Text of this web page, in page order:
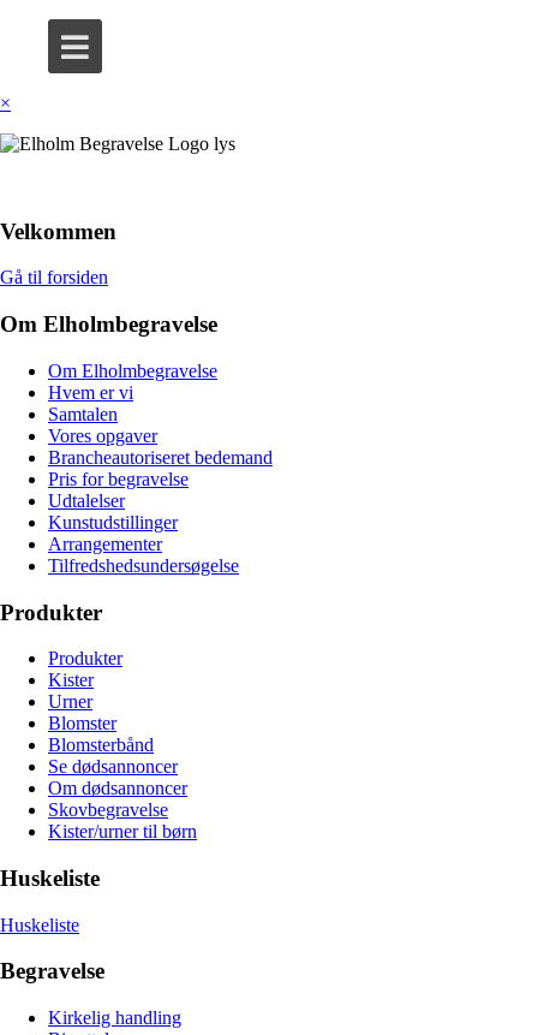
×
Velkommen
Gå til forsiden
Om Elholmbegravelse
Om Elholmbegravelse
Hvem er vi
Samtalen
Vores opgaver
Brancheautoriseret bedemand
Pris for begravelse
Udtalelser
Kunstudstillinger
Arrangementer
Tilfredshedsundersøgelse
Produkter
Produkter
Kister
Urner
Blomster
Blomsterbånd
Se dødsannoncer
Om dødsannoncer
Skovbegravelse
Kister/urner til børn
Huskeliste
Huskeliste
Begravelse
Kirkelig handling